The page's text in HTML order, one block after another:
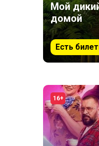
Мой
домой
Есть
16+